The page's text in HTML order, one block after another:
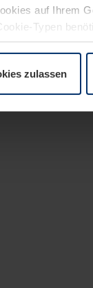
auf Ihrem
Typen
zulassen